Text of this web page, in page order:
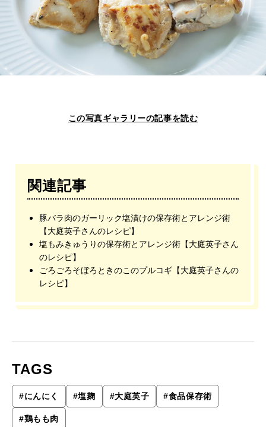
この写真ギャラリーの記事を読む
関連記事
豚バラ肉のガーリック塩漬けの保存術とアレンジ術
【大庭英子さんのレシピ】
塩もみきゅうりの保存術とアレンジ術【大庭英子さん
のレシピ】
ごろごろそぼろときのこのプルコギ【大庭英子さんの
レシピ】
TAGS
#にんにく #塩麹 #大庭英子 #食品保存術
#鶏もも肉